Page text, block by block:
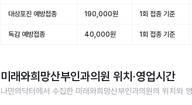
대상포진 예방접종 190,000원 1회 접종 기준
독감 예방접종 40,000원 1회 접종 기준
미래와희망산부인과의원 위치·영업시간
나만의닥터에서 수집한 미래와희망산부인과의원의 위치와